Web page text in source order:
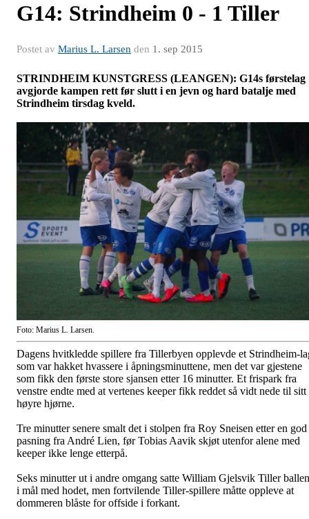
G14: Strindheim 0 - 1 Tiller
Postet av Marius L. Larsen den 1. sep 2015
STRINDHEIM KUNSTGRESS (LEANGEN): G14s førstelag
avgjorde kampen rett før slutt i en jevn og hard batalje med
Strindheim tirsdag kveld.
Foto: Marius L. Larsen.
Dagens hvitkledde spillere fra Tillerbyen opplevde et Strindheim-
som var hakket hvassere i åpningsminuttene, men det var gjestene
som fikk den første store sjansen etter 16 minutter. Et frispark fra
venstre endte med at vertenes keeper fikk reddet så vidt nede til sitt
høyre hjørne.
Tre minutter senere smalt det i stolpen fra Roy Sneisen etter en god
pasning fra André Lien, før Tobias Aavik skjøt utenfor alene med
keeper ikke lenge etterpå.
Seks minutter ut i andre omgang satte William Gjelsvik Tiller ballen
i mål med hodet, men fortvilende Tiller-spillere måtte oppleve at
dommeren blåste for offside i forkant.